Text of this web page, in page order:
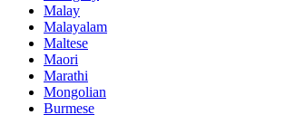
Malay
Malayalam
Maltese
Maori
Marathi
Mongolian
Burmese